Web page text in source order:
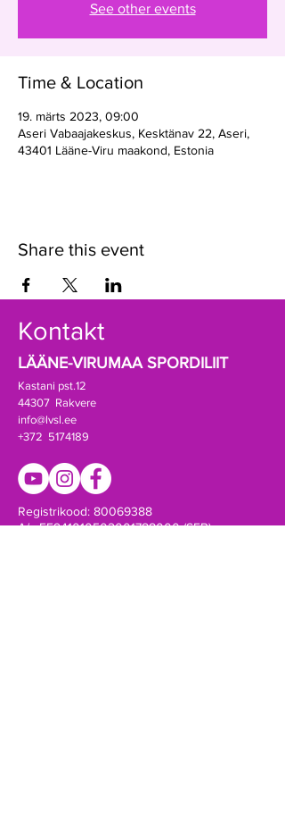
See other events
Time & Location
19. märts 2023, 09:00
Aseri Vabaajakeskus, Kesktänav 22, Aseri,
43401 Lääne-Viru maakond, Estonia
Share this event
Kontakt
LÄÄNE-VIRUMAA SPORDILIIT
Kastani pst.12
44307 Rakvere
info@lvsl.ee
+372 5174189
Registrikood: 80069388
A/a EE941010502001788000 (SEB)